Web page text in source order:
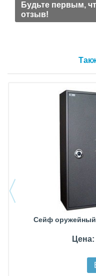
Будьте первым,
отзыв!
Сейф оружейный
Цена: